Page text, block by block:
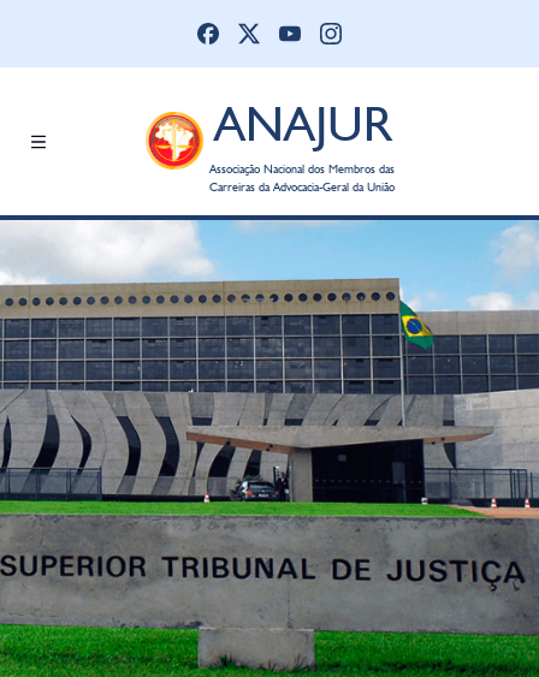
ANAJUR
Associação Nacional dos Membros das
Carreiras da Advocacia-Geral da União